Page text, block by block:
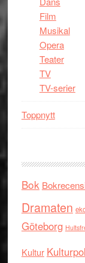
Film
Musikal
Opera
Teater
TV
TV-serier
Toppnytt
Bok
Dramaten
Göteborg
Kultur